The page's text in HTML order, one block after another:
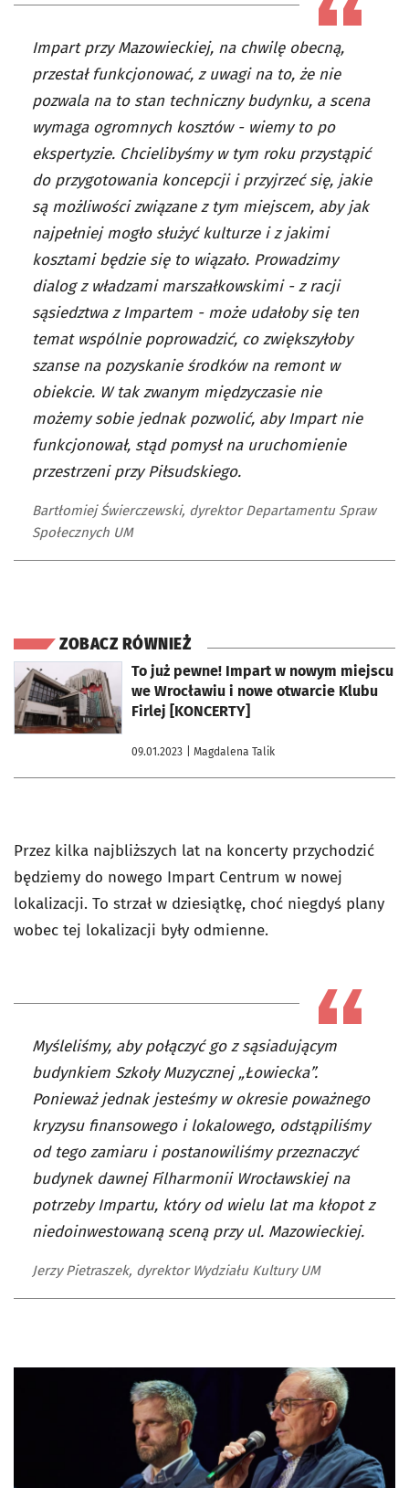
Impart przy Mazowieckiej, na chwilę obecną,
przestał funkcjonować, z uwagi na to, że nie
pozwala na to stan techniczny budynku, a scena
wymaga ogromnych kosztów - wiemy to po
ekspertyzie. Chcielibyśmy w tym roku przystąpić
do przygotowania koncepcji i przyjrzeć się, jakie
są możliwości związane z tym miejscem, aby jak
najpełniej mogło służyć kulturze i z jakimi
kosztami będzie się to wiązało. Prowadzimy
dialog z władzami marszałkowskimi - z racji
sąsiedztwa z Impartem - może udałoby się ten
temat wspólnie poprowadzić, co zwiększyłoby
szanse na pozyskanie środków na remont w
obiekcie. W tak zwanym międzyczasie nie
możemy sobie jednak pozwolić, aby Impart nie
funkcjonował, stąd pomysł na uruchomienie
przestrzeni przy Piłsudskiego.
Bartłomiej Świerczewski, dyrektor Departamentu Spraw
Społecznych UM
ZOBACZ RÓWNIEŻ
To już pewne! Impart w nowym miejscu
we Wrocławiu i nowe otwarcie Klubu
Firlej [KONCERTY]
09.01.2023 | Magdalena Talik
otworzy się w nowej karcie
Przez kilka najbliższych lat na koncerty przychodzić
będziemy do nowego Impart Centrum w nowej
lokalizacji. To strzał w dziesiątkę, choć niegdyś plany
wobec tej lokalizacji były odmienne.
Myśleliśmy, aby połączyć go z sąsiadującym
budynkiem Szkoły Muzycznej „Łowiecka”.
Ponieważ jednak jesteśmy w okresie poważnego
kryzysu finansowego i lokalowego, odstąpiliśmy
od tego zamiaru i postanowiliśmy przeznaczyć
budynek dawnej Filharmonii Wrocławskiej na
potrzeby Impartu, który od wielu lat ma kłopot z
niedoinwestowaną sceną przy ul. Mazowieckiej.
Jerzy Pietraszek, dyrektor Wydziału Kultury UM